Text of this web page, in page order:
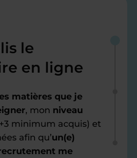
le
en ligne
matières que je
, mon niveau
minimum acquis) et
afin qu’un(e)
me